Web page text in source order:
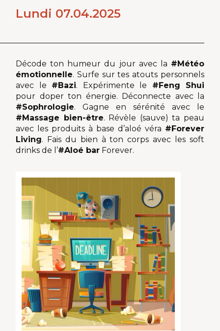
Lundi 07.04.2025
Décode ton humeur du jour avec la #Météo
émotionnelle. Surfe sur tes atouts personnels
avec le #Bazi. Expérimente le #Feng Shui
pour doper ton énergie. Déconnecte avec la
#Sophrologie. Gagne en sérénité avec le
#Massage bien-être. Révèle (sauve) ta peau
avec les produits à base d’aloé véra #Forever
Living. Fais du bien à ton corps avec les soft
drinks de l’#Aloé bar Forever.